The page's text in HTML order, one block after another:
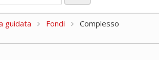
guidata Fondi
Complesso